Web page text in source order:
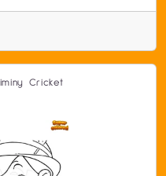
Cricket